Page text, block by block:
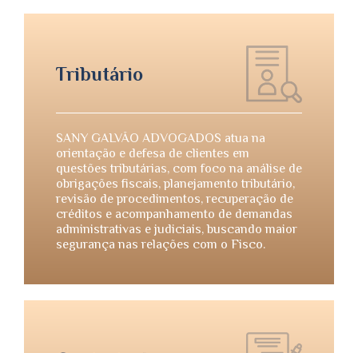
Tributário
SANY GALVÃO ADVOGADOS atua na
orientação e defesa de clientes em
questões tributárias, com foco na análise de
obrigações fiscais, planejamento tributário,
revisão de procedimentos, recuperação de
créditos e acompanhamento de demandas
administrativas e judiciais, buscando maior
segurança nas relações com o Fisco.